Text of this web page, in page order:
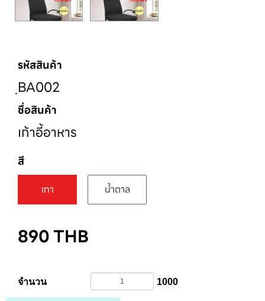
รหัสสินค้า
ฺBA002
ชื่อสินค้า
เก้าอี้อาหาร
สี
เทา น้ำตาล
890THB
จำนวน 1000